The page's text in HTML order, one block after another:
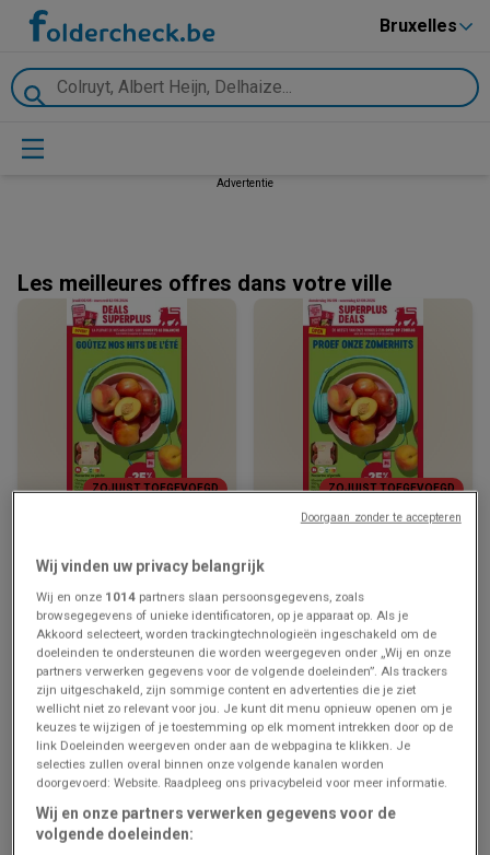
Bruxelles
Advertentie
Les meilleures offres dans votre ville
ZOJUIST TOEGEVOEGD
Meilleures offres pour tous
les clients
Prijsgegevens
geldig tot en
met 12/8
ZOJUIST TOEGEVOEGD
Nos meilleures offres pour
Prijsgegevens
geldig tot en
met 12/8
Wij vinden uw privacy belangrijk
Wij en onze 1014 partners slaan persoonsgegevens, zoals
browsegegevens of unieke identificatoren, op je apparaat op. Als je
Akkoord selecteert, worden trackingtechnologieën ingeschakeld om de
doeleinden te ondersteunen die worden weergegeven onder „Wij en onze
partners verwerken gegevens voor de volgende doeleinden”. Als trackers
zijn uitgeschakeld, zijn sommige content en advertenties die je ziet
wellicht niet zo relevant voor jou. Je kunt dit menu opnieuw openen om je
keuzes te wijzigen of je toestemming op elk moment intrekken door op de
link Doeleinden weergeven onder aan de webpagina te klikken. Je
selecties zullen overal binnen onze volgende kanalen worden
doorgevoerd: Website. Raadpleeg ons privacybeleid voor meer informatie.
Wij en onze partners verwerken gegevens voor de
volgende doeleinden:
Doorgaan zonder te accepteren